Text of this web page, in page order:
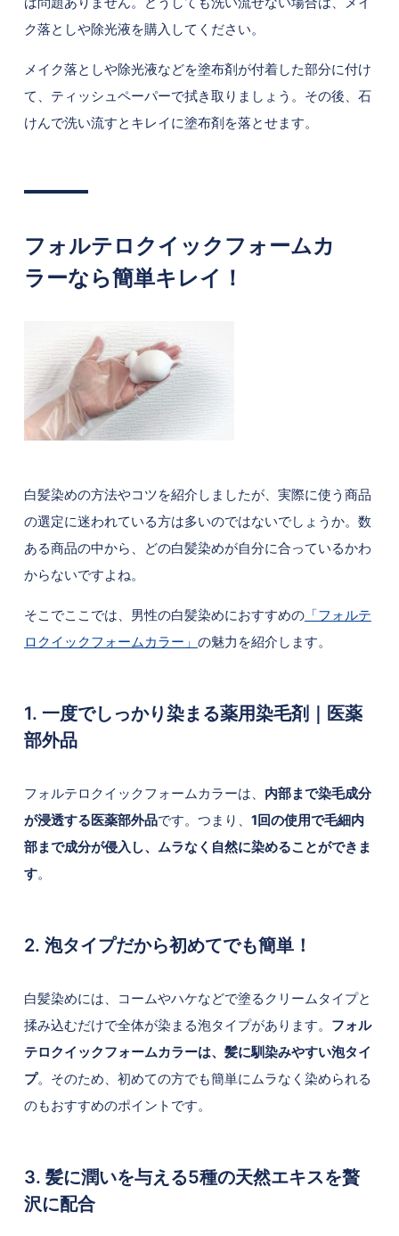
ク落としや除光液を購入してください。
メイク落としや除光液などを塗布剤が付着した部分に付け
て、ティッシュペーパーで拭き取りましょう。その後、石
けんで洗い流すとキレイに塗布剤を落とせます。
フォルテロクイックフォームカ
ラーなら簡単キレイ！
白髪染めの方法やコツを紹介しましたが、実際に使う商品
の選定に迷われている方は多いのではないでしょうか。数
ある商品の中から、どの白髪染めが自分に合っているかわ
からないですよね。
そこでここでは、男性の白髪染めにおすすめの「フォルテ
ロクイックフォームカラー」 の魅力を紹介します。
1. 一度でしっかり染まる薬用染毛剤｜医薬
部外品
フォルテロクイックフォームカラーは、 内部まで染毛成分
が浸透する医薬部外品です。つまり、 1回の使用で毛細内
部まで成分が侵入し、ムラなく自然に染めることができま
す。
2. 泡タイプだから初めてでも簡単！
白髪染めには、コームやハケなどで塗るクリームタイプと
揉み込むだけで全体が染まる泡タイプがあります。 フォル
テロクイックフォームカラーは、髪に馴染みやすい泡タイ
プ。そのため、初めての方でも簡単にムラなく染められる
のもおすすめのポイントです。
3. 髪に潤いを与える5種の天然エキスを贅
沢に配合